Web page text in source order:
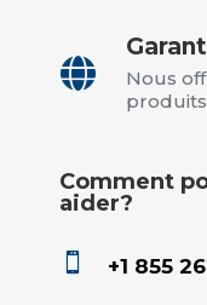

Nous
Comment
aider?
 +1 855